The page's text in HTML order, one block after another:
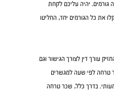
גורמים. יהיה עליכם לקחת
את כל הגורמים יחד, החליטו
עורך דין לצורך הגישור וגם
לפי שעה למגשרים
בדרך כלל, שכר טרחה